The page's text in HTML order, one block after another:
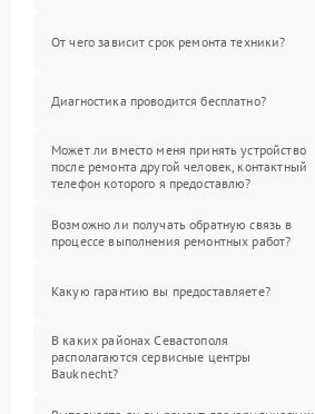
От чего зависит срок ремонта техники?
Диагностика проводится бесплатно?
Может ли вместо меня принять устройство
после ремонта другой человек, контактный
телефон которого я предоставлю?
Возможно ли получать обратную связь в
процессе выполнения ремонтных работ?
Какую гарантию вы предоставляете?
В каких районах Севастополя
располагаются сервисные центры
Bauknecht?